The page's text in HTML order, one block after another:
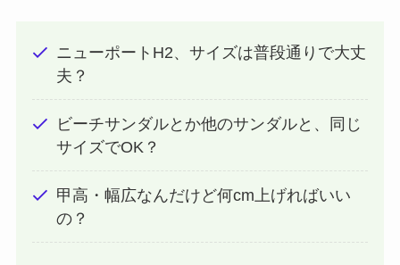
ニューポートH2、サイズは普段通りで大丈
夫？
ビーチサンダルとか他のサンダルと、同じ
サイズでOK？
甲高・幅広なんだけど何cm上げればいい
の？